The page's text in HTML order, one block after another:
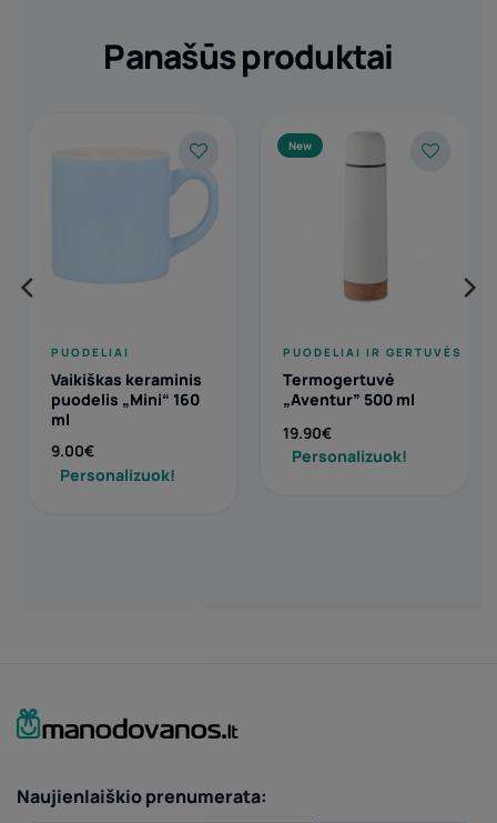
Panašūs produktai
PUODELIAI
Vaikiškas keraminis
puodelis „Mini“ 160
ml
9.00€
Personalizuok!
New
PUODELIAI IR GERTUVĖS
Termogertuvė
„Aventur” 500 ml
19.90€
Personalizuok!
Naujienlaiškio prenumerata: